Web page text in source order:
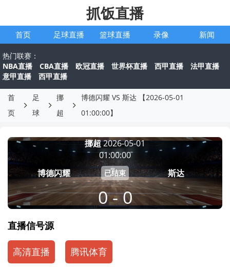
抓饭直播
首页 足球直播 篮球直播 录像 新闻
热门联赛：
NBA直播
CBA直播 欧冠直播 世界杯直播 西甲直播
法甲直播
意甲直播
西甲直播
首
页
足
球
挪
超
博德闪耀 VS 斯达 【2026-05-01
01:00:00】
博德闪耀
挪超2026-05-01
01:00:00
已结束
0 - 0
斯达
直播信号源
高清直播 腾讯体育